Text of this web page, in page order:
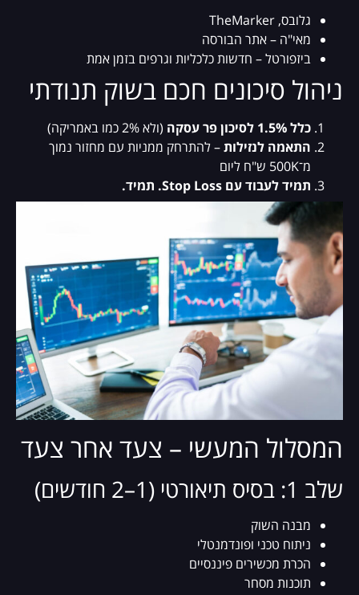
גלובס, TheMarker
מאי"ה – אתר הבורסה
ביזפורטל – חדשות כלכליות וגרפים בזמן אמת
ניהול סיכונים חכם בשוק תנודתי
כלל 1.5% לסיכון פר עסקה
(ולא 2% כמו באמריקה)
התאמה לנזילות– להתרחק ממניות עם מחזור נמוך
מ־500K ש"ח ליום
תמיד לעבוד עם Stop Loss. תמיד.
המסלול המעשי – צעד אחר צעד
שלב 1: בסיס תיאורטי (1–2 חודשים)
מבנה השוק
ניתוח טכני ופונדמנטלי
הכרת מכשירים פיננסיים
תוכנות מסחר